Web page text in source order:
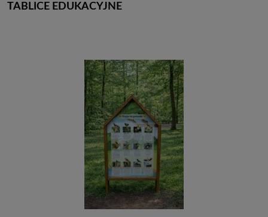
TABLICE EDUKACYJNE